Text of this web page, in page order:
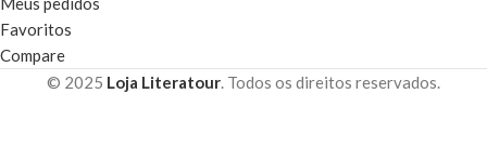
Favoritos
Compare
© 2025 Loja Literatour. Todos os direitos reservados.